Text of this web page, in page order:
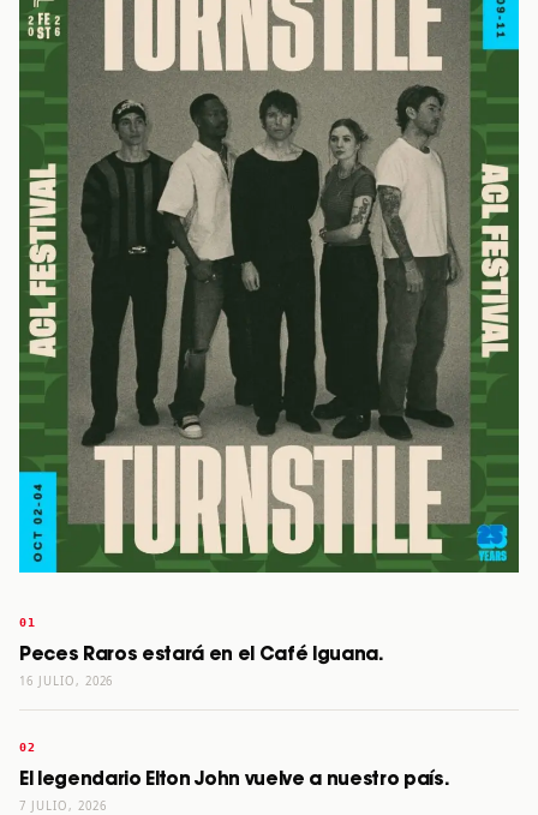
Peces Raros estará en el Café Iguana.
16 JULIO, 2026
El legendario Elton John vuelve a nuestro país.
7 JULIO, 2026